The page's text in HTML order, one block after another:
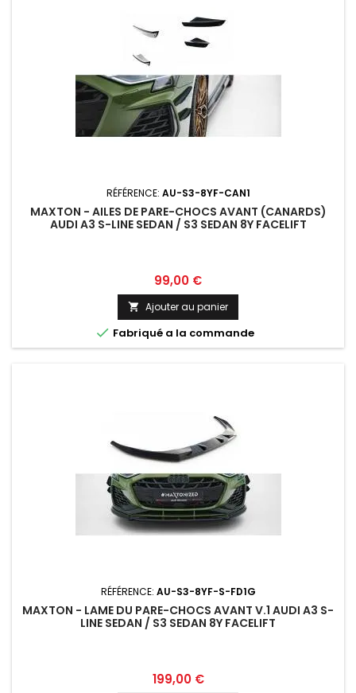
RÉFÉRENCE: AU-S3-8YF-CAN1
MAXTON - AILES DE PARE-CHOCS AVANT (CANARDS)
AUDI A3 S-LINE SEDAN / S3 SEDAN 8Y FACELIFT
Prix
99,00 €
 Ajouter au panier
 Fabriqué a la commande
RÉFÉRENCE: AU-S3-8YF-S-FD1G
MAXTON - LAME DU PARE-CHOCS AVANT V.1 AUDI A3 S-
LINE SEDAN / S3 SEDAN 8Y FACELIFT
Prix
199,00 €